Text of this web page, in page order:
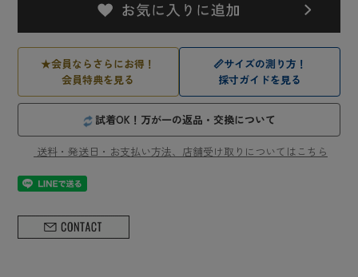
★会員ならさらにお得！
会員特典を見る
📏サイズの測り方！
採寸ガイドを見る
試着OK！万が一の返品・交換について
送料・発送日・お支払い方法、店舗受け取りについてはこちら